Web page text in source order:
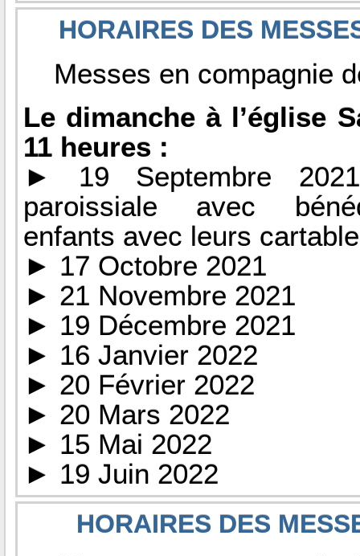
HORAIRES DES
Messes en compagnie
Le dimanche à l’église
11 heures :
► 19 Septembre
paroissiale avec
enfants avec leurs
► 17 Octobre 2021
► 21 Novembre 2021
► 19 Décembre 2021
► 16 Janvier 2022
► 20 Février 2022
► 20 Mars 2022
► 15 Mai 2022
► 19 Juin 2022
HORAIRES DES